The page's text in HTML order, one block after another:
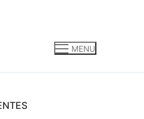
MENU